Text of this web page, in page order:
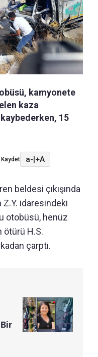
kamyonete
kaza
15
Kaydet a-|+A
beldesi çıkışında
Z.Y. idaresindeki
otobüsü, henüz
ötürü H.S.
çarptı.